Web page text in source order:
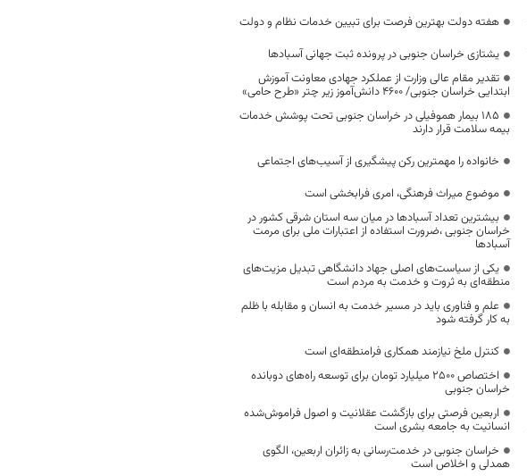
هفته دولت بهترین فرصت برای تبیین خدمات نظام و دولت
یشتازی خراسان جنوبی در پرونده ثبت جهانی آسبادها
تقدیر مقام عالی وزارت از عملکرد جهادی معاونت آموزش
ابتدایی خراسان جنوبی/ ۴۶۰۰ دانش‌آموز زیر چتر «طرح حامی»
۱۸۵ بیمار هموفیلی در خراسان جنوبی تحت پوشش خدمات
بیمه سلامت قرار دارند
خانواده را مهمترین رکن پیشگیری از آسیب‌های اجتماعی
موضوع میراث فرهنگی، امری فرابخشی است
بیشترین تعداد آسبادها در میان سه استان شرقی کشور در
خراسان جنوبی ،ضرورت استفاده از اعتبارات ملی برای مرمت
آسبادها
یکی از سیاست‌های اصلی جهاد دانشگاهی تبدیل مزیت‌های
منطقه‌ای به ثروت و خدمت به مردم است
علم و فناوری باید در مسیر خدمت به انسان و مقابله با ظلم
به کار گرفته شود
کنترل ملخ نیازمند همکاری فرامنطقه‌ای است
اختصاص 2500 میلیارد تومان برای توسعه راه‌های دوبانده
خراسان جنوبی
اربعین فرصتی برای بازگشت عقلانیت و اصول فراموش‌شده
انسانیت به جامعه بشری است
خراسان جنوبی در خدمت‌رسانی به زائران اربعین، الگوی
همدلی و اخلاص است